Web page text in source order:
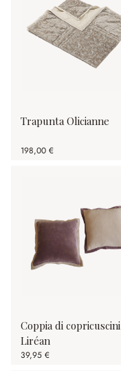
Trapunta Olicianne
198,00 €
Coppia di copricuscini
Liréan
39,95 €